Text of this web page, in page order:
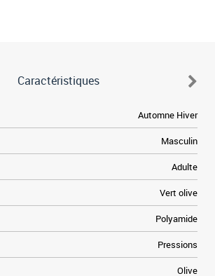
Caractéristiques
Automne Hiver
Masculin
Adulte
Vert olive
Polyamide
Pressions
Olive